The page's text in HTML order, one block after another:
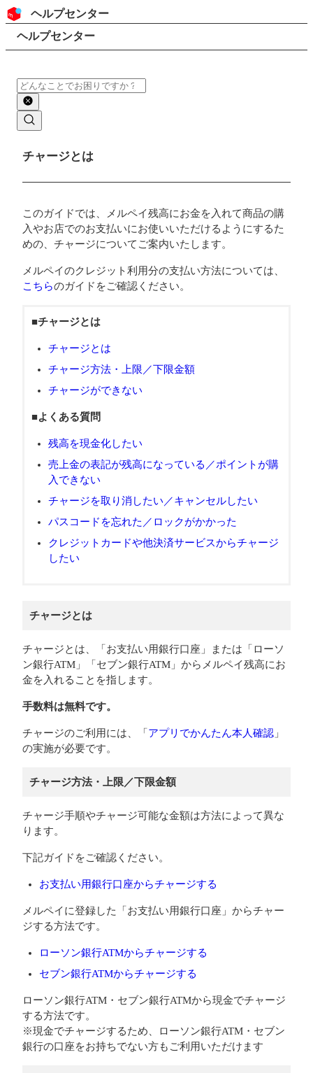
コンテンツにスキップ
ヘッダー
ヘルプセンター
検索
パンくずリスト
ヘルプセンター
検索
メインコンテンツ
チャージとは
このガイドでは、メルペイ残高にお金を入れて商品の購
入やお店でのお支払いにお使いいただけるようにするた
めの、チャージについてご案内いたします。
メルペイのクレジット利用分の支払い方法については、
こちらのガイドをご確認ください。
■チャージとは
チャージとは
チャージ方法・上限／下限金額
チャージができない
■よくある質問
残高を現金化したい
売上金の表記が残高になっている／ポイントが購
入できない
チャージを取り消したい／キャンセルしたい
パスコードを忘れた／ロックがかかった
クレジットカードや他決済サービスからチャージ
したい
チャージとは
チャージとは、「お支払い用銀行口座」または「ローソ
ン銀行ATM」「セブン銀行ATM」からメルペイ残高にお
金を入れることを指します。
手数料は無料です。
チャージのご利用には、「 アプリでかんたん本人確認 」
の実施が必要です。
チャージ方法・上限／下限金額
チャージ手順やチャージ可能な金額は方法によって異な
ります。
下記ガイドをご確認ください。
お支払い用銀行口座からチャージする
メルペイに登録した「お支払い用銀行口座」からチャー
ジする方法です。
ローソン銀行ATMからチャージする
セブン銀行ATMからチャージする
ローソン銀行ATM・セブン銀行ATMから現金でチャージ
する方法です。
※現金でチャージするため、ローソン銀行ATM・セブン
銀行の口座をお持ちでない方もご利用いただけます